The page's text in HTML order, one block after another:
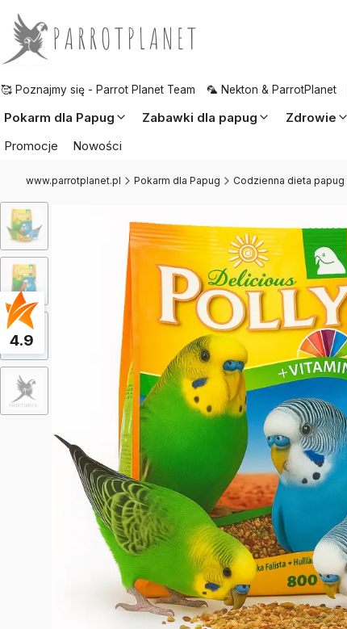
🥰 Poznajmy się - Parrot Planet Team 🦜 Nekton & ParrotPlanet
Pokarm dla Papug Zabawki dla papug Zdrowie
Promocje
Nowości
www.parrotplanet.pl Pokarm dla Papug Codzienna dieta papug
4.9